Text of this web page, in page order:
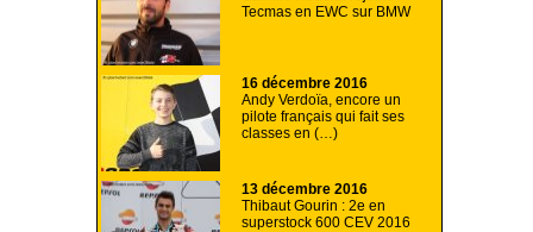
Tecmas en EWC sur BMW
16 décembre 2016
Andy Verdoïa, encore un
pilote français qui fait ses
classes en (…)
13 décembre 2016
Thibaut Gourin : 2e en
superstock 600 CEV 2016